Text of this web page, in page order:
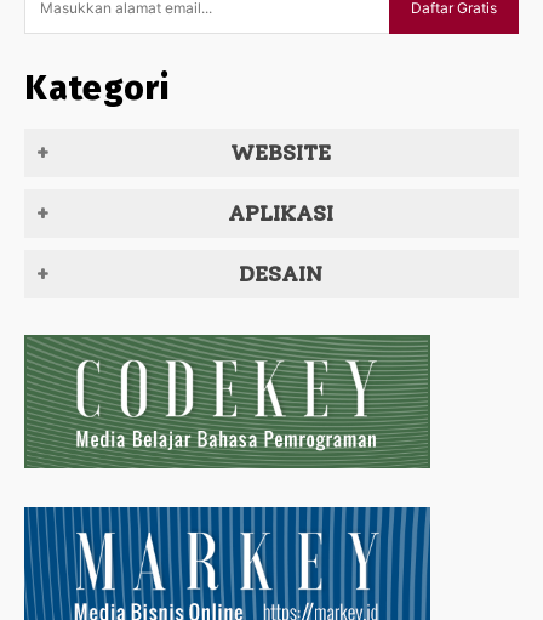
Daftar Gratis
Kategori
WEBSITE
APLIKASI
DESAIN